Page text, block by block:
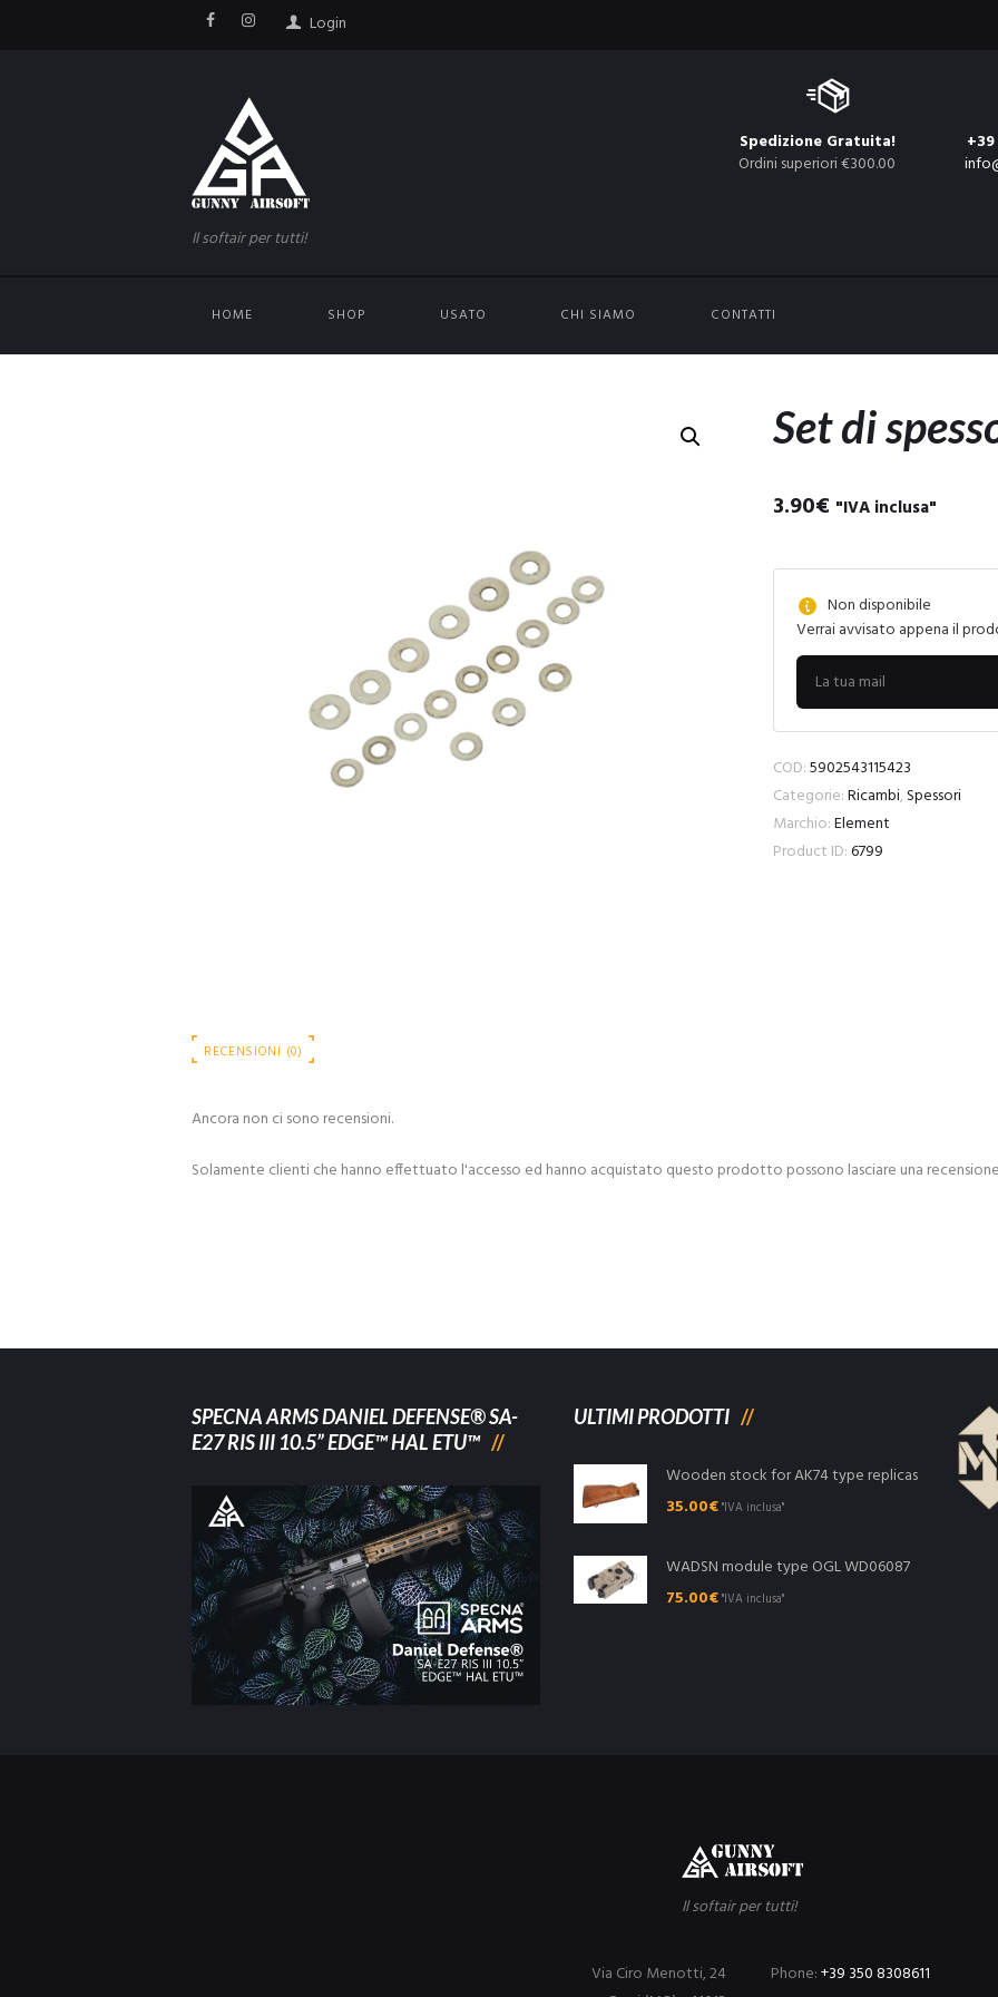
Login
Il softair per tutti!
Spedizione Gratuita!
Ordini superiori €300.00
HOME SHOP USATO CHI SIAMO CONTATTI
Set di
3.90€ "IVA inclusa"
Non disponibile
Verrai avvisato appena il
COD:5902543115423
Categorie:Ricambi,Spessori
Marchio:Element
Product ID:6799
RECENSIONI (0)
Ancora non ci sono recensioni.
Solamente clienti che hanno effettuato l'accesso ed hanno acquistato questo prodotto possono lasciare una
SPECNA ARMS DANIEL DEFENSE® SA-
E27 RIS III 10.5” EDGE™ HAL ETU™
ULTIMI PRODOTTI
Wooden stock for AK74 type replicas
35.00€"IVA inclusa"
WADSN module type OGL WD06087
75.00€"IVA inclusa"
Il softair per tutti!
Phone:+39 350 8308611
Via Ciro Menotti, 24